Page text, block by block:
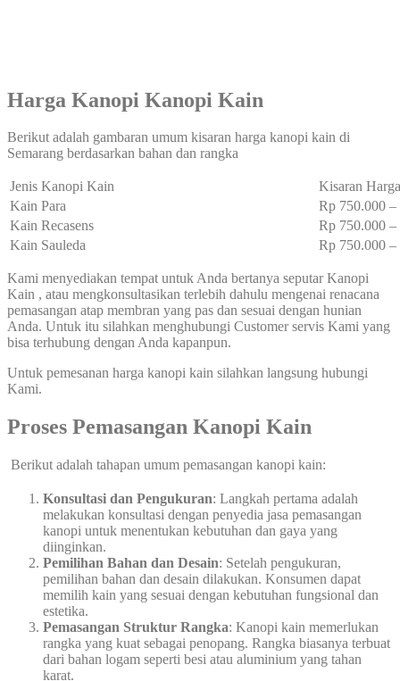
Harga Kanopi Kanopi Kain
Berikut adalah gambaran umum kisaran harga kanopi kain di
Semarang berdasarkan bahan dan rangka
Jenis Kanopi Kain
Kisaran
Kain Para
Rp 750.000
Kain Recasens
Rp 750.000
Kain Sauleda
Rp 750.000
Kami menyediakan tempat untuk Anda bertanya seputar Kanopi
Kain , atau mengkonsultasikan terlebih dahulu mengenai renacana
pemasangan atap membran yang pas dan sesuai dengan hunian
Anda. Untuk itu silahkan menghubungi Customer servis Kami yang
bisa terhubung dengan Anda kapanpun.
Untuk pemesanan harga kanopi kain silahkan langsung hubungi
Kami.
Proses Pemasangan Kanopi Kain
Berikut adalah tahapan umum pemasangan kanopi kain:
Konsultasi dan Pengukuran: Langkah pertama adalah
melakukan konsultasi dengan penyedia jasa pemasangan
kanopi untuk menentukan kebutuhan dan gaya yang
diinginkan.
Pemilihan Bahan dan Desain: Setelah pengukuran,
pemilihan bahan dan desain dilakukan. Konsumen dapat
memilih kain yang sesuai dengan kebutuhan fungsional dan
estetika.
Pemasangan Struktur Rangka: Kanopi kain memerlukan
rangka yang kuat sebagai penopang. Rangka biasanya terbuat
dari bahan logam seperti besi atau aluminium yang tahan
karat.